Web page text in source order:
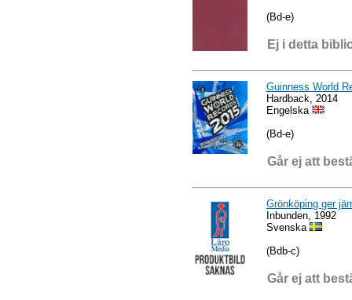
(Bd-e)
Ej i detta
Guinness World
Hardback, 2014
Engelska
(Bd-e)
Går ej att
Grönköping ger
Inbunden, 1992
Svenska
(Bdb-c)
Går ej att